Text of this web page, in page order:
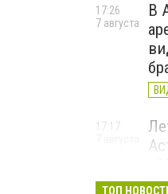
В
17:26
7 августа
17:17
ТОП